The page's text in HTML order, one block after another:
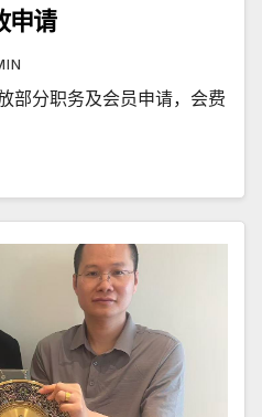
申请
部分职务及会员申请，会费